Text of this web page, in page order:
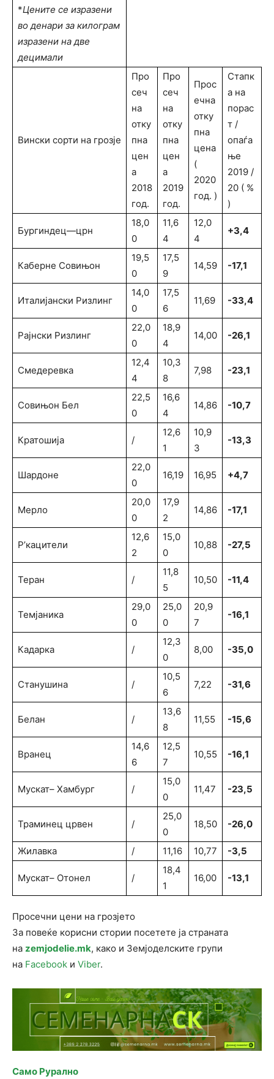
*Цените се изразени
во денари за килограм
изразени на две
децимали
Вински сорти на грозје
Про
сеч
на
отку
пна
цен
а
2018
год.
Про
сеч
на
отку
пна
цен
а
2019
год.
Прос
ечна
отку
пна
цена
(
2020
год. )
Стапк
а на
порас
т /
опаѓа
ње
2019 /
20 ( %
)
Бургиндец—црн
18,0
0
11,6
4
12,0
4
+3,4
Каберне Совињон
19,5
0
17,5
9
14,59 -17,1
Италијански Ризлинг
14,0
0
17,5
6
11,69 -33,4
Рајнски Ризлинг
22,0
0
18,9
4
14,00 -26,1
Смедеревка
12,4
4
10,3
8
7,98 -23,1
Совињон Бел
22,5
0
16,6
4
14,86 -10,7
Кратошија /
12,6
1
10,9
3
-13,3
Шардоне
22,0
0
16,19 16,95 +4,7
Мерло
20,0
0
17,9
2
14,86 -17,1
Р’кацители
12,6
2
15,0
0
10,88 -27,5
Теран /
11,8
5
10,50 -11,4
Темјаника
29,0
0
25,0
0
20,9
7
-16,1
Кадарка /
12,3
0
8,00 -35,0
Станушина /
10,5
6
7,22 -31,6
Белан /
13,6
8
11,55 -15,6
Вранец
14,6
6
12,5
7
10,55 -16,1
Мускат– Хамбург /
15,0
0
11,47 -23,5
Траминец црвен /
25,0
0
18,50 -26,0
Жилавка / 11,16 10,77 -3,5
Мускат– Отонел /
18,4
1
16,00 -13,1
Просечни цени на грозјето
За повеќе корисни стории посетете ја страната
на zemjodelie.mk, како и Земјоделските групи
на Facebook и Viber.
Само Рурално